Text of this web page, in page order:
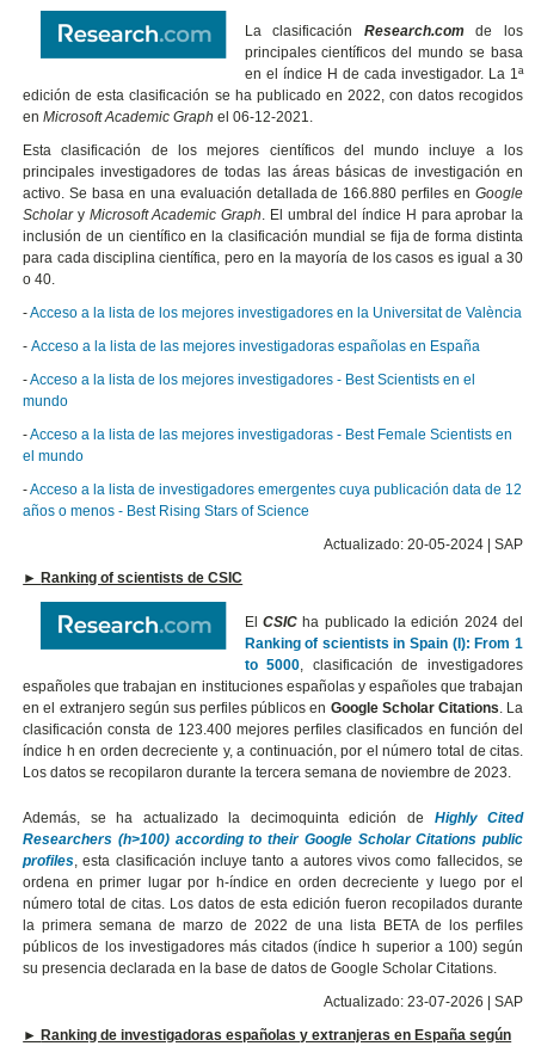
La clasificación Research.comde los
principales científicos del mundo se basa
en el índice H de cada investigador. La 1ª
edición de esta clasificación se ha publicado en 2022, con datos recogidos
enMicrosoft Academic Graph el 06-12-2021.
Esta clasificación de los mejores científicos del mundo incluye a los
principales investigadores de todas las áreas básicas de investigación en
activo. Se basa en una evaluación detallada de 166.880 perfiles enGoogle
Scholary Microsoft Academic Graph. El umbral del índice H para aprobar la
inclusión de un científico en la clasificación mundial se fija de forma distinta
para cada disciplina científica, pero en la mayoría de los casos es igual a 30
o 40.
-Acceso a la lista de los mejores investigadores en la Universitat de València
-Acceso a la lista de las mejores investigadoras españolas en España
-Acceso a la lista de los mejores investigadores - Best Scientists en el
mundo
-Acceso a la lista de las mejores investigadoras - Best Female Scientists en
el mundo
-Acceso a la lista de investigadores emergentes cuya publicación data de 12
años o menos - Best Rising Stars of Science
Actualizado: 20-05-2024 | SAP
►Ranking of scientists de CSIC
El CSICha publicado la edición 2024 del
Ranking of scientists in Spain (I): From 1
to 5000, clasificación de investigadores
españoles que trabajan en instituciones españolas y españoles que trabajan
en el extranjero según sus perfiles públicos en Google Scholar Citations. La
clasificación consta de 123.400 mejores perfiles clasificados en función del
índice h en orden decreciente y, a continuación, por el número total de citas.
Los datos se recopilaron durante la tercera semana de noviembre de 2023.
Además, se ha actualizado la decimoquinta edición de Highly Cited
Researchers (h>100) according to their Google Scholar Citations public
profiles, esta clasificación incluye tanto a autores vivos como fallecidos, se
ordena en primer lugar por h-índice en orden decreciente y luego por el
número total de citas. Los datos de esta edición fueron recopilados durante
la primera semana de marzo de 2022 de una lista BETA de los perfiles
públicos de los investigadores más citados (índice h superior a 100) según
su presencia declarada en la base de datos de Google Scholar Citations.
Actualizado: 23-07-2026 | SAP
► Ranking de investigadoras españolas y extranjeras en España según